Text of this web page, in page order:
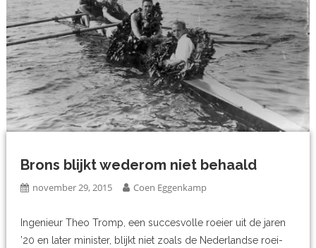
Brons blijkt wederom niet behaald
november 29, 2015 Coen Eggenkamp
Ingenieur Theo Tromp, een succesvolle roeier uit de jaren
’20 en later minister, blijkt niet zoals de Nederlandse roei-